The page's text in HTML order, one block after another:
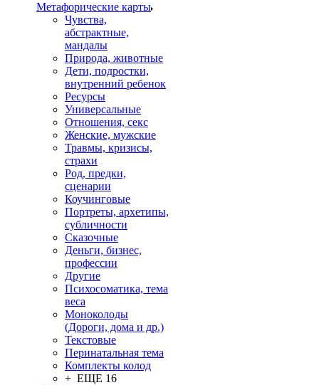
Mетафорические карты
Чувства,
абстрактные,
мандалы
Природа, животные
Дети, подростки,
внутренний ребенок
Ресурсы
Универсальные
Отношения, секс
Женские, мужские
Травмы, кризисы,
страхи
Род, предки,
сценарии
Коучинговые
Портреты, архетипы,
субличности
Сказочные
Деньги, бизнес,
профессии
Другие
Психосоматика, тема
веса
Моноколоды
(Дороги, дома и др.)
Текстовые
Перинатальная тема
Комплекты колод
+ ЕЩЕ 16